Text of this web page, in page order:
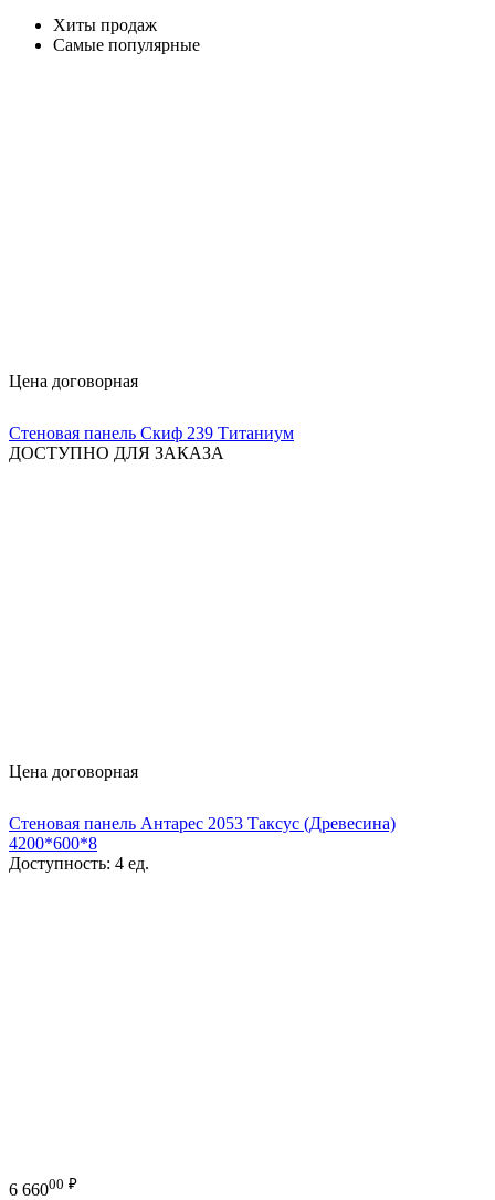
Хиты продаж
Самые популярные
Цена договорная
Стеновая панель Скиф 239 Титаниум
ДОСТУПНО ДЛЯ ЗАКАЗА
Цена договорная
Стеновая панель Антарес 2053 Таксус (Древесина)
4200*600*8
Доступность: 4 ед.
6 66000 ₽